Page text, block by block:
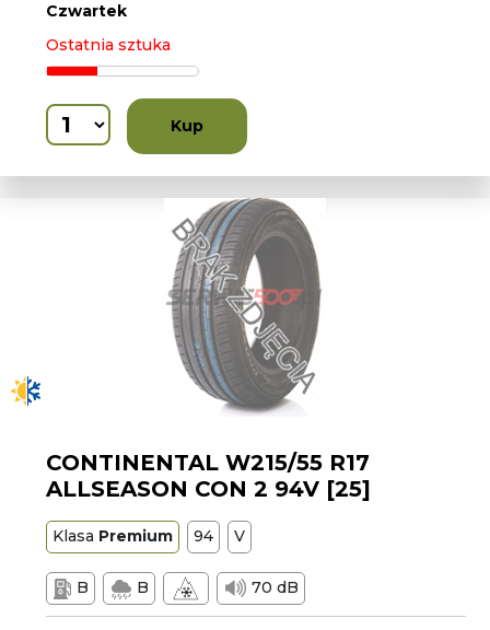
Czwartek
Ostatnia sztuka
Kup
CONTINENTAL W215/55 R17
ALLSEASON CON 2 94V [25]
Klasa Premium 94 V
B B 70 dB